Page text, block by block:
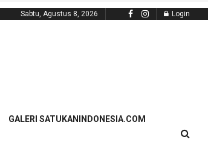
Sabtu, Agustus 8, 2026 Login
GALERI SATUKANINDONESIA.COM